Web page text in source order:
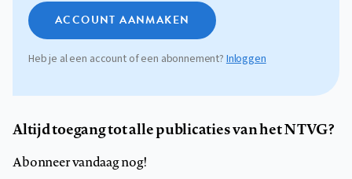
ACCOUNT AANMAKEN
Heb je al een account of een abonnement?Inloggen
Altijd toegang tot alle publicaties van het NTVG?
Abonneer vandaag nog!